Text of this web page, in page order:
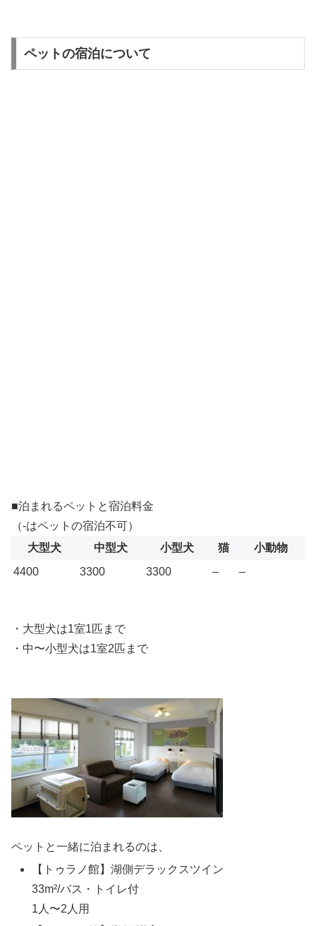
ペットの宿泊について
■泊まれるペットと宿泊料金
（-はペットの宿泊不可）
大型犬
中型犬 小型犬 猫
小動物
4400
3300 3300 – –
・大型犬は1室1匹まで
・中〜小型犬は1室2匹まで
ペットと一緒に泊まれるのは、
【トゥラノ館】湖側デラックスツイン
33m²/バス・トイレ付
1人〜2人用